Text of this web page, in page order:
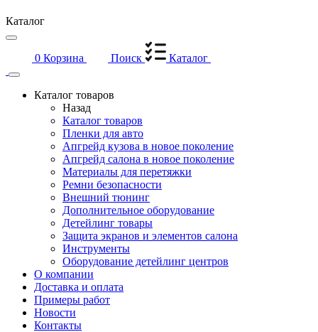
Каталог
0 Корзина Поиск Каталог
Каталог товаров
Назад
Каталог товаров
Пленки для авто
Апгрейд кузова в новое поколение
Апгрейд салона в новое поколение
Материалы для перетяжки
Ремни безопасности
Внешний тюнинг
Дополнительное оборудование
Детейлинг товары
Защита экранов и элементов салона
Инструменты
Оборудование детейлинг центров
О компании
Доставка и оплата
Примеры работ
Новости
Контакты